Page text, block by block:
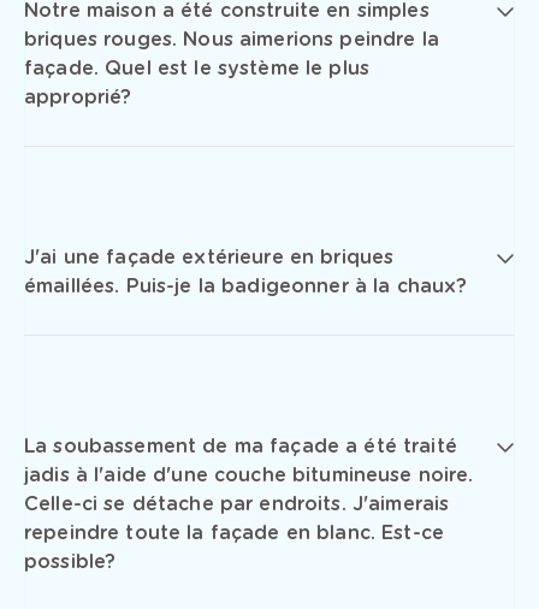
Notre maison a été construite en simples
briques rouges. Nous aimerions peindre la
façade. Quel est le système le plus
approprié?
J'ai une façade extérieure en briques
émaillées. Puis-je la badigeonner à la chaux?
La soubassement de ma façade a été traité
jadis à l'aide d'une couche bitumineuse noire.
Celle-ci se détache par endroits. J'aimerais
repeindre toute la façade en blanc. Est-ce
possible?